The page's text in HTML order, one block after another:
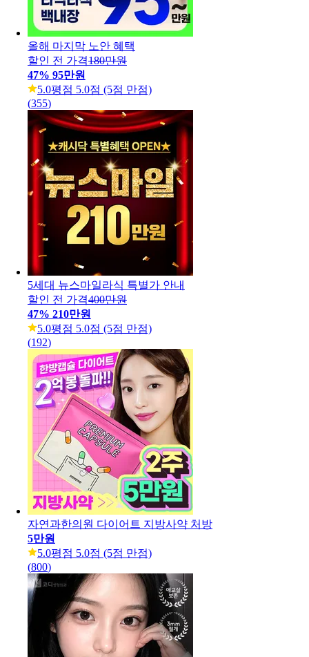
올해 마지막 노안 혜택
할인 전 가격180만원
47% 95만원
5.0평점 5.0점 (5점 만점)
(355)
5세대 뉴스마일라식 특별가 안내
할인 전 가격400만원
47% 210만원
5.0평점 5.0점 (5점 만점)
(192)
자연과한의원 다이어트 지방사약 처방
5만원
5.0평점 5.0점 (5점 만점)
(800)